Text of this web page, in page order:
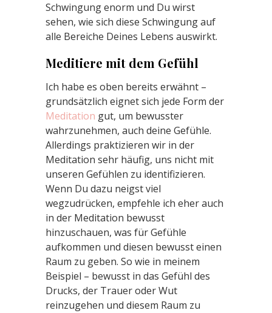
Schwingung enorm und Du wirst
sehen, wie sich diese Schwingung auf
alle Bereiche Deines Lebens auswirkt.
Meditiere mit dem Gefühl
Ich habe es oben bereits erwähnt –
grundsätzlich eignet sich jede Form der
Meditation gut, um bewusster
wahrzunehmen, auch deine Gefühle.
Allerdings praktizieren wir in der
Meditation sehr häufig, uns nicht mit
unseren Gefühlen zu identifizieren.
Wenn Du dazu neigst viel
wegzudrücken, empfehle ich eher auch
in der Meditation bewusst
hinzuschauen, was für Gefühle
aufkommen und diesen bewusst einen
Raum zu geben. So wie in meinem
Beispiel – bewusst in das Gefühl des
Drucks, der Trauer oder Wut
reinzugehen und diesem Raum zu